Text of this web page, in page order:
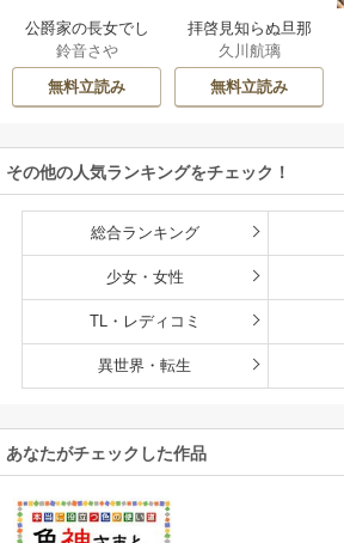
公爵家の長女でし
た
鈴音さや
無料立読み
拝啓見知らぬ旦那
様、離婚していた
だきます
久川航璃
無料立読み
その他の人気ランキングをチェック！
総合ランキング
少女・女性
TL・レディコミ
異世界・転生
あなたがチェックした作品